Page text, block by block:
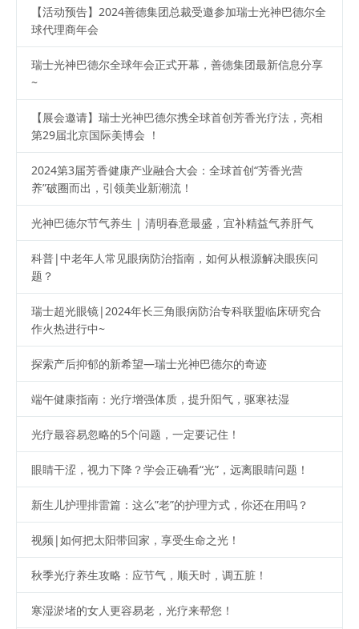
【活动预告】2024善德集团总裁受邀参加瑞士光神巴德尔全
球代理商年会
瑞士光神巴德尔全球年会正式开幕，善德集团最新信息分享
~
【展会邀请】瑞士光神巴德尔携全球首创芳香光疗法，亮相
第29届北京国际美博会 ！
2024第3届芳香健康产业融合大会：全球首创“芳香光营
养”破圈而出，引领美业新潮流！
光神巴德尔节气养生 | 清明春意最盛，宜补精益气养肝气
科普|中老年人常见眼病防治指南，如何从根源解决眼疾问
题？
瑞士超光眼镜|2024年长三角眼病防治专科联盟临床研究合
作火热进行中~
探索产后抑郁的新希望—瑞士光神巴德尔的奇迹
端午健康指南：光疗增强体质，提升阳气，驱寒祛湿
光疗最容易忽略的5个问题，一定要记住！
眼睛干涩，视力下降？学会正确看“光”，远离眼睛问题！
新生儿护理排雷篇：这么”老”的护理方式，你还在用吗？
视频|如何把太阳带回家，享受生命之光！
秋季光疗养生攻略：应节气，顺天时，调五脏！
寒湿淤堵的女人更容易老，光疗来帮您！